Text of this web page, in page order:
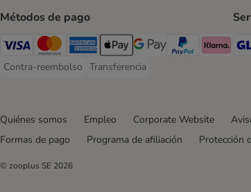
Métodos de pago
Visa Payment Method
Mastercard Payment Method
American Express Payment Method
Apple Pay Payment Method
Google Pay Payment
PayPal Payment
Klarna
Contra-reembolso
Contra-reembolso Payment Method
Transferencia
Transferencia Payment Method
Quiénes somos Empleo Corporate Website
Formas de pago
Programa de afiliación Protección
© zooplus SE 2026